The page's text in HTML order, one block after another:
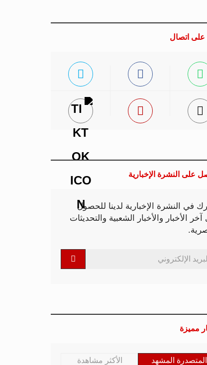
على اتصال
على النشرة الإخبارية
في النشرة الإخبارية لدينا للحصول
الأخبار والأخبار الشعبية والتحديثات
مميزة
المتصدرة المشهد الأكثر مشاهدة